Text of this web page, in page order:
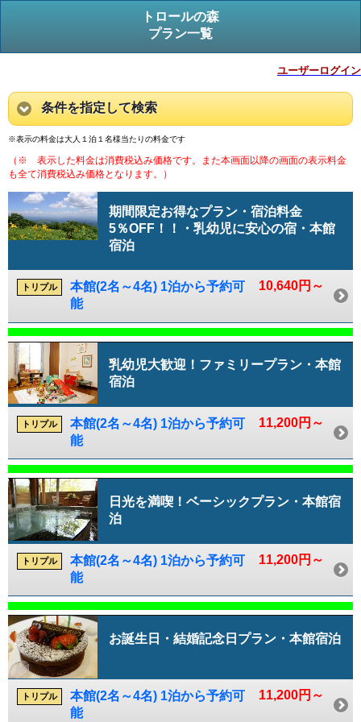
トロールの森
プラン一覧
ユーザーログイン
条件を指定して検索
※表示の料金は大人１泊１名様当たりの料金です
（※ 表示した料金は消費税込み価格です。また本画面以降の画面の表示料金
も全て消費税込み価格となります。）
期間限定お得なプラン・宿泊料金
5％OFF！！・乳幼児に安心の宿・本館
宿泊
10,640円～
トリプル
本館(2名～4名) 1泊から予約可
能
乳幼児大歓迎！ファミリープラン・本館
宿泊
11,200円～
トリプル
本館(2名～4名) 1泊から予約可
能
日光を満喫！ベーシックプラン・本館宿
泊
11,200円～
トリプル
本館(2名～4名) 1泊から予約可
能
お誕生日・結婚記念日プラン・本館宿泊
11,200円～
トリプル
本館(2名～4名) 1泊から予約可
能